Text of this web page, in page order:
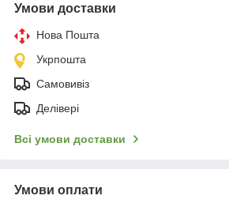
Умови доставки
Нова Пошта
Укрпошта
Самовивіз
Делівері
Всі умови доставки
Умови оплати